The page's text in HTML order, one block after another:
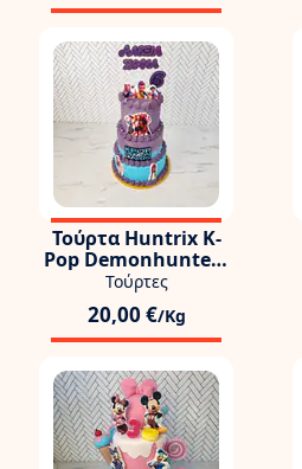
Τούρτα Huntrix K-
Pop Demonhunters
3όροφη
Τούρτες
20,00 €/Kg